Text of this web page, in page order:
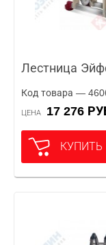
Лестница
Код товара —
ЦЕНА 17 276
КУПИТЬ